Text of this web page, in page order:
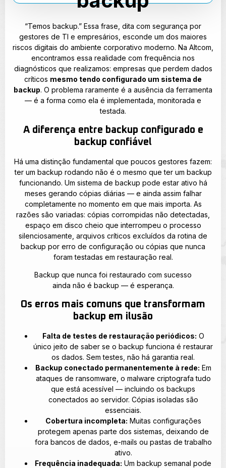
“Temos backup.” Essa frase, dita com segurança por
gestores de TI e empresários, esconde um dos maiores
riscos digitais do ambiente corporativo moderno. Na Altcom,
encontramos essa realidade com frequência nos
diagnósticos que realizamos: empresas que perdem dados
críticos mesmo tendo configurado um sistema de
backup. O problema raramente é a ausência da ferramenta
— é a forma como ela é implementada, monitorada e
testada.
A diferença entre backup configurado e
backup confiável
Há uma distinção fundamental que poucos gestores fazem:
ter um backup rodando não é o mesmo que ter um backup
funcionando. Um sistema de backup pode estar ativo há
meses gerando cópias diárias — e ainda assim falhar
completamente no momento em que mais importa. As
razões são variadas: cópias corrompidas não detectadas,
espaço em disco cheio que interrompeu o processo
silenciosamente, arquivos críticos excluídos da rotina de
backup por erro de configuração ou cópias que nunca
foram testadas em restauração real.
Backup que nunca foi restaurado com sucesso
ainda não é backup — é esperança.
Os erros mais comuns que transformam
backup em ilusão
Falta de testes de restauração periódicos: O
único jeito de saber se o backup funciona é restaurar
os dados. Sem testes, não há garantia real.
Backup conectado permanentemente à rede: Em
ataques de ransomware, o malware criptografa tudo
que está acessível — incluindo os backups
conectados ao servidor. Cópias isoladas são
essenciais.
Cobertura incompleta: Muitas configurações
protegem apenas parte dos sistemas, deixando de
fora bancos de dados, e-mails ou pastas de trabalho
ativo.
Frequência inadequada: Um backup semanal pode